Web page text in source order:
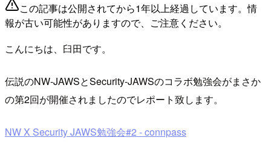
この記事は公開されてから1年以上経過しています。情
報が古い可能性がありますので、ご注意ください。
こんにちは、臼田です。
伝説のNW-JAWSとSecurity-JAWSのコラボ勉強会がまさか
の第2回が開催されましたのでレポート致します。
NW X Security JAWS勉強会#2 - connpass